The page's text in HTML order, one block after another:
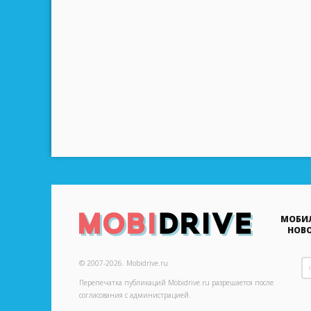
CHANGHONG
CISCO
CONQUEST
COOKOO
© 2007-2026. Mobidrive.ru
Перепечатка публикаций Mobidrive.ru разрешается после
согласования с администрацией.